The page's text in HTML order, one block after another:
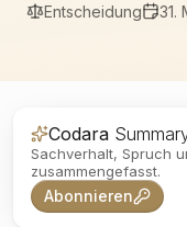
Entscheidung 31.
Codara
Sachverhalt, Spruch
zusammengefasst.
Abonnieren